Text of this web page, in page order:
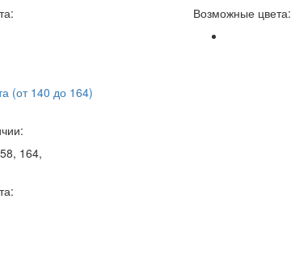
Возможные цвета:
(от 140 до 164)
164,